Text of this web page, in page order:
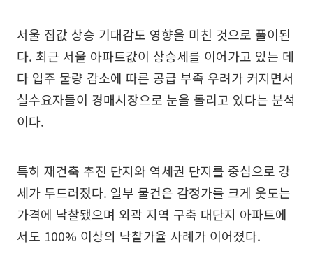
서울 집값 상승 기대감도 영향을 미친 것으로 풀이된
다. 최근 서울 아파트값이 상승세를 이어가고 있는 데
다 입주 물량 감소에 따른 공급 부족 우려가 커지면서
실수요자들이 경매시장으로 눈을 돌리고 있다는 분석
이다.
특히 재건축 추진 단지와 역세권 단지를 중심으로 강
세가 두드러졌다. 일부 물건은 감정가를 크게 웃도는
가격에 낙찰됐으며 외곽 지역 구축 대단지 아파트에
서도 100% 이상의 낙찰가율 사례가 이어졌다.